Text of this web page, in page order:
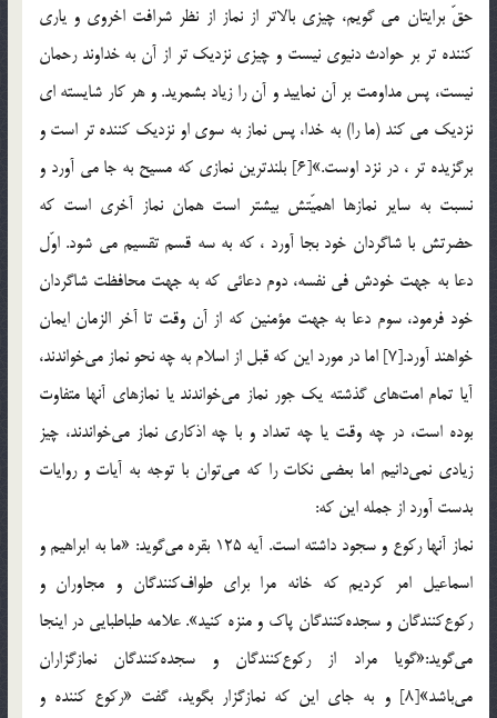
حقّ برايتان مي گويم، چيزي بالاتر از نماز از نظر شرافت اخروي و ياري
كننده تر بر حوادث دنيوي نيست و چيزي نزديك تر از آن به خداوند رحمان
نيست، پس مداومت بر آن نماييد و آن را زياد بشمريد. و هر كار شايسته اي
نزديك مي كند (ما را) به خدا، پس نماز به سوي او نزديك كننده تر است و
برگزيده تر ، در نزد اوست.»[6] بلندترين نمازي كه مسيح به جا مي آورد و
نسبت به ساير نمازها اهميّتش بيشتر است همان نماز آخري است كه
حضرتش با شاگردان خود بجا آورد ، كه به سه قسم تقسيم مي شود. اوّل
دعا به جهت خودش في نفسه، دوم دعائي كه به جهت محافظت شاگردان
خود فرمود، سوم دعا به جهت مؤمنين كه از آن وقت تا آخر الزمان ايمان
خواهند آورد.[7] اما در مورد اين كه قبل از اسلام به چه نحو نماز مي‌خواندند،
آيا تمام امت‌هاي گذشته يك جور نماز مي‌خواندند يا نمازهاي آنها متفاوت
بوده است، در چه وقت يا چه تعداد و با چه اذكاري نماز مي‌خواندند، چيز
زيادي نمي‌دانيم اما بعضي نكات را كه مي‌توان با توجه به آيات و روايات
بدست آورد از جمله اين که:
نماز آنها ركوع و سجود داشته است. آيه 125 بقره مي‌گويد: «ما به ابراهيم و
اسماعيل امر كرديم كه خانه مرا براي طواف‌كنندگان و مجاوران و
ركوع‌كنندگان و سجده‌كنندگان پاك و منزه كنيد». علامه طباطبايي در اينجا
مي‌گويد:‌«گويا مراد از ركوع‌كنندگان و سجده‌كنندگان نماز‌گزاران
مي‌باشد»[8] و به جاي اين كه نمازگزار بگويد، گفت «ركوع كننده و